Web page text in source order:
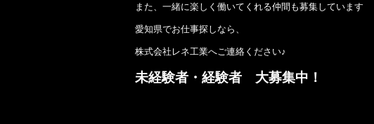
また、一緒に楽しく働いてくれる仲間も募集しています
愛知県でお仕事探しなら、
株式会社レネ工業へご連絡ください♪
未経験者・経験者 大募集中！